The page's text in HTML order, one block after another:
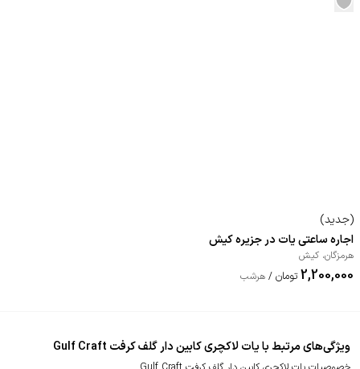
(جدید)
اجاره ساعتی یات در جزیره کیش
هرمزگان، کیش
2,200,000 تومان / هرشب
ویژگی‌های مرتبط با یات لاکچری کابین دار گلف کرفت Gulf Craft